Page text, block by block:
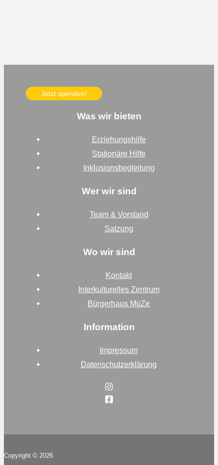
Jetzt spenden!
Was wir bieten
Erziehungshilfe
Stationäre Hilfe
Inklusionsbegleitung
Wer wir sind
Team & Vorstand
Satzung
Wo wir sind
Kontakt
Interkulturelles Zentrum
Bürgerhaus MüZe
Information
Impressum
Datenschutzerklärung
Copyright © 2026